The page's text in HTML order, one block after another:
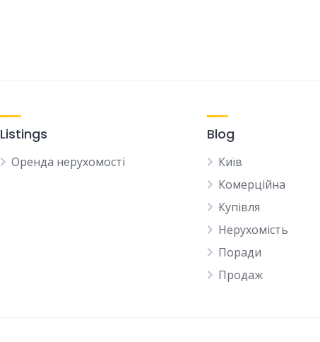
Listings
Оренда нерухомості
Blog
Київ
Комерційна
Купівля
Нерухомість
Поради
Продаж